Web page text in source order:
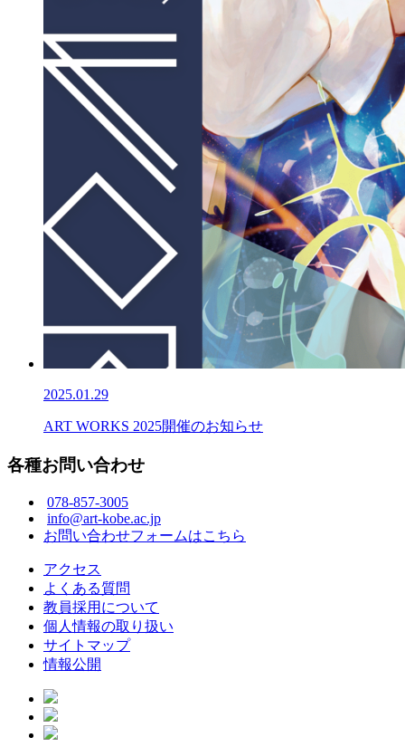
2025.01.29
ART WORKS 2025開催のお知らせ
各種お問い合わせ
078-857-3005
info@art-kobe.ac.jp
お問い合わせフォームはこちら
アクセス
よくある質問
教員採用について
個人情報の取り扱い
サイトマップ
情報公開